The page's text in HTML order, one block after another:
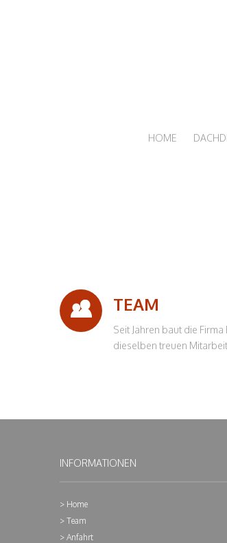
HOME
TEAM
Seit Jahren baut die Firma
dieselben treuen
INFORMATIONEN
Home
Team
Anfahrt